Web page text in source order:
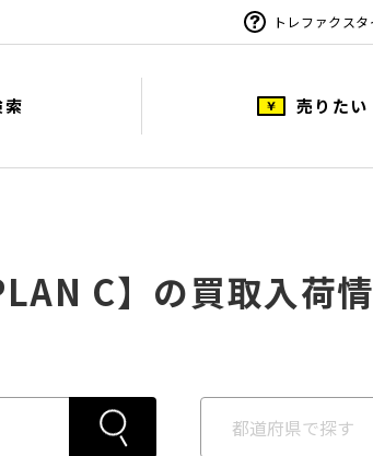
トレファクス
索 売りたい
C】の買取入荷